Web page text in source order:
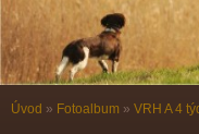
Úvod » Fotoalbum » VRH A 4